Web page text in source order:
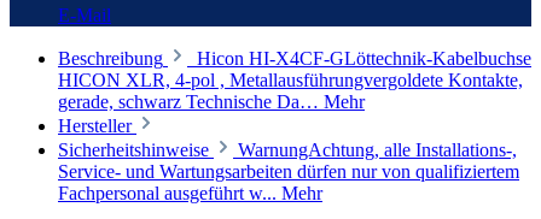
E-Mail
Beschreibung
Hicon HI-X4CF-GLöttechnik-Kabelbuchse
HICON XLR, 4-pol , Metallausführungvergoldete Kontakte,
gerade, schwarz Technische Da… Mehr
Hersteller
Sicherheitshinweise
WarnungAchtung, alle Installations-,
Service- und Wartungsarbeiten dürfen nur von qualifiziertem
Fachpersonal ausgeführt w... Mehr